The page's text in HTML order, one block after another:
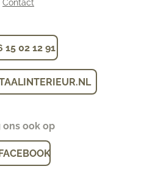
Contact
15 02 12 91
L
ons ook op